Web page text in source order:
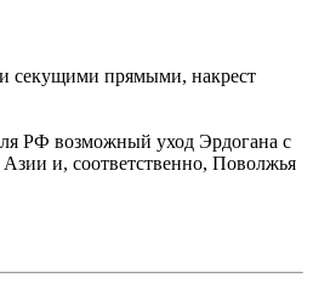
и секущими прямыми, накрест
РФ возможный уход Эрдогана с
и, соответственно, Поволжья